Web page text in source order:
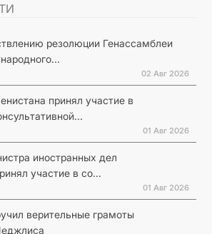
резолюции Генассамблеи
02 Авг 2026
принял участие в
01 Авг 2026
иностранных дел
участие в со...
01 Авг 2026
верительные грамоты